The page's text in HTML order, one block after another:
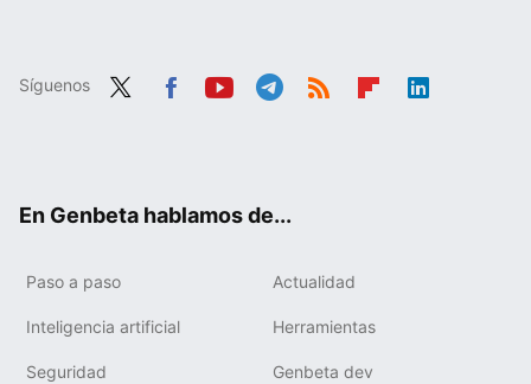
Síguenos
En Genbeta hablamos de...
Paso a paso Actualidad
Inteligencia artificial Herramientas
Seguridad Genbeta dev